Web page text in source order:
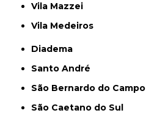
Vila Mazzei
Vila Medeiros
Diadema
Santo André
São Bernardo do Campo
São Caetano do Sul